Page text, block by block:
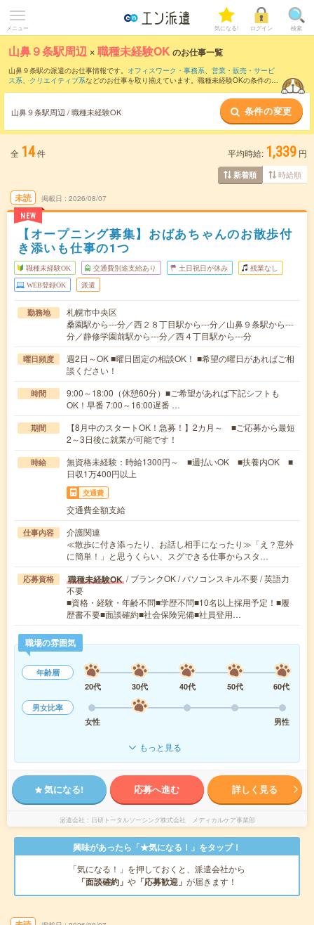
メニュー 気になる! ログイン 検索
山鼻９条駅周辺 ×職種未経験OK のお仕事一覧
山鼻９条駅の派遣のお仕事情報です。 オフィスワーク・事務系、 営業・販売・サービ
ス系、 クリエイティブ系などのお仕事を取り揃えています。職種未経験OKの条件の他
山鼻９条駅周辺 / 職種未経験OK 条件の変更
全 14件 平均時給: 1,339 円
新着順 時給順
未読
NEW
掲載日 2026/08/07
【オープニング募集】おばあちゃんのお散歩付
き添いも仕事の1つ
職種未経験OK 交通費別途支給あり 土日祝日が休み 残業なし
WEB登録OK 派遣
勤務地
札幌市中央区
桑園駅から---分／西２８丁目駅から---分／山鼻９条駅から---
分／静修学園前駅から---分／西４丁目駅から---分
曜日頻度
週2日～OK ■曜日固定の相談OK！ ■希望の曜日があればご相
談ください！
時間
9:00～18:00（休憩60分）■ご希望があれば下記シフトも
OK！早番 7:00～16:00遅番 …
期間
【8月中のスタートOK！急募！】2カ月～ ■ご応募から最短
2～3日後に就業が可能です！
時給
無資格未経験：時給1300円～ ■週払いOK ■扶養内OK ■
日収1万400円以上
交通費
交通費全額支給
仕事内容
介護関連
≪散歩に付き添ったり、お話し相手になったり≫「え？意外
に簡単！」と思うくらい、スグできる仕事からスタ…
応募資格 職種未経験OK / ブランクOK / パソコンスキル不要 / 英語力
不要
■資格・経験・年齢不問■学歴不問■10名以上採用予定！■履
歴書不要■面談確約■社会保険完備■社員登用…
職場の雰囲気
年齢層
20代
30代 40代 50代
60代
男女比率
女性
男性
もっと見る
気になる! 応募へ進む 詳しく見る
派遣会社 日研トータルソーシング株式会社 メディカルケア事業部
興味があったら「★気になる！」をタップ！
「気になる！」を押しておくと、派遣会社から
「面談確約」 や 「応募歓迎」 が届きます！